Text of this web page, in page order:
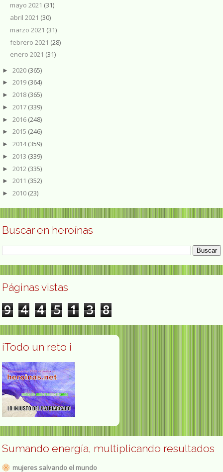
mayo 2021 (31)
abril 2021 (30)
marzo 2021 (31)
febrero 2021 (28)
enero 2021 (31)
► 2020 (365)
► 2019 (364)
► 2018 (365)
► 2017 (339)
► 2016 (248)
► 2015 (246)
► 2014(359)
► 2013 (339)
► 2012 (335)
► 2011 (352)
► 2010 (23)
Buscar en heroínas
Páginas vistas
9 4 4 5 1 3 8
¡Todo un reto ¡
Sumando energía, multiplicando resultados
mujeres salvando el mundo